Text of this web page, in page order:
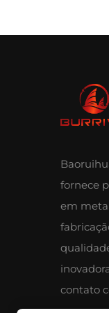
fornece
em
contato